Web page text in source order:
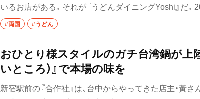
いるお店がある。それが『うどんダイニングYoshi』だ。
打ちうどんにこだわり続けてきたこの店のうどんの味は
た。
#両国 #うどん
おひとり様スタイルのガチ台湾鍋が上陸
いところ）』で本場の味を
新宿駅前の『合作社』は、台中からやってきた店主・黃